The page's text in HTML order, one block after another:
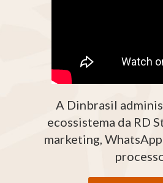
A Dinbrasil
ecossistema da RD
marketing,